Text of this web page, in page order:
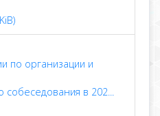
по организации и
в 202...